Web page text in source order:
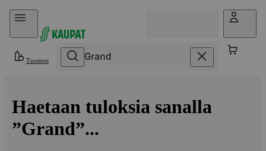
Hyppää sisältöön
Tuotteet
Haetaan tuloksia sanalla
”Grand”...